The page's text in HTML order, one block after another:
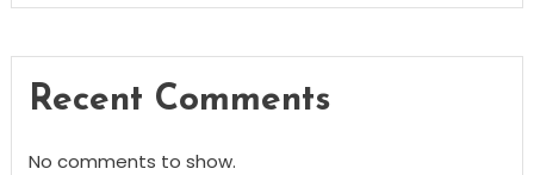
Recent Comments
No comments to show.